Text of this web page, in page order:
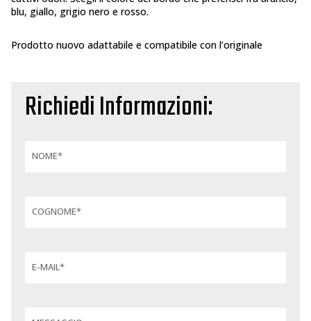
blu, giallo, grigio nero e rosso.
Prodotto nuovo adattabile e compatibile con l’originale
Richiedi Informazioni:
NOME*
COGNOME*
E-MAIL*